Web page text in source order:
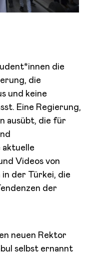
die
die
und keine
Eine Regierung,
ausübt, die für
aktuelle
Videos von
der Türkei, die
der
neuen Rektor
selbst ernannt